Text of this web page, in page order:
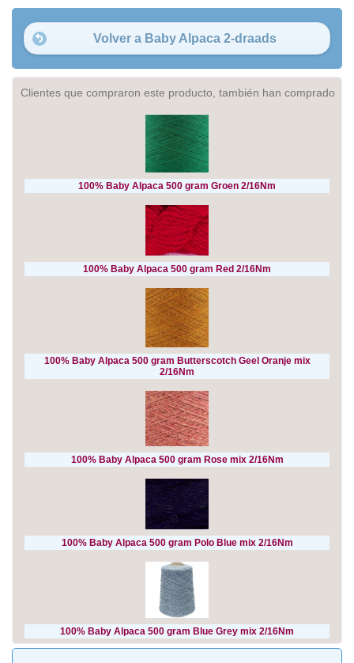
Volver a Baby Alpaca 2-draads
Clientes que compraron este producto, también han comprado
100% Baby Alpaca 500 gram Groen 2/16Nm
100% Baby Alpaca 500 gram Red 2/16Nm
100% Baby Alpaca 500 gram Butterscotch Geel Oranje mix
2/16Nm
100% Baby Alpaca 500 gram Rose mix 2/16Nm
100% Baby Alpaca 500 gram Polo Blue mix 2/16Nm
100% Baby Alpaca 500 gram Blue Grey mix 2/16Nm